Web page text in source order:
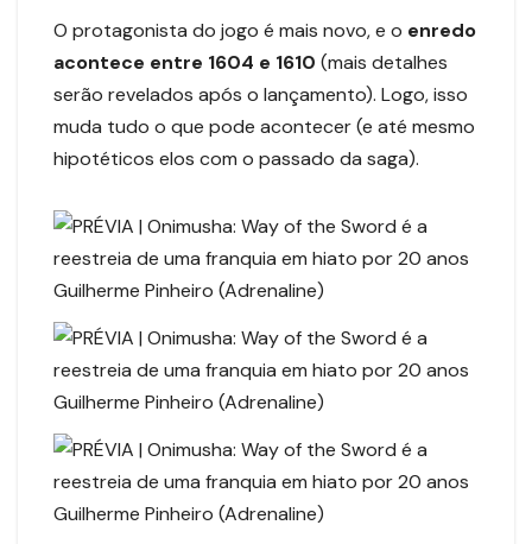
O protagonista do jogo é mais novo, e o enredo
acontece entre 1604 e 1610 (mais detalhes
serão revelados após o lançamento). Logo, isso
muda tudo o que pode acontecer (e até mesmo
hipotéticos elos com o passado da saga).
Guilherme Pinheiro (Adrenaline)
Guilherme Pinheiro (Adrenaline)
Guilherme Pinheiro (Adrenaline)